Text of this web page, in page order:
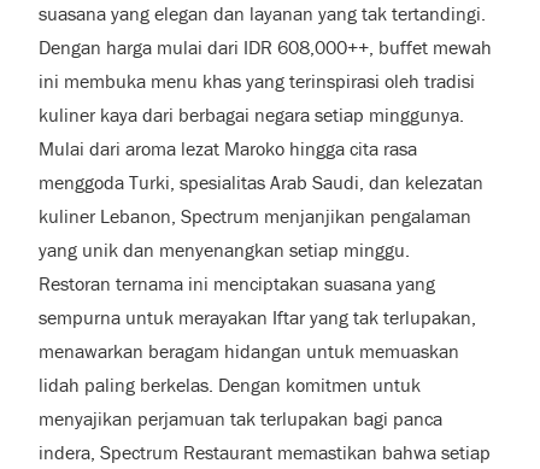
suasana yang elegan dan layanan yang tak tertandingi.
Dengan harga mulai dari IDR 608,000++, buffet mewah
ini membuka menu khas yang terinspirasi oleh tradisi
kuliner kaya dari berbagai negara setiap minggunya.
Mulai dari aroma lezat Maroko hingga cita rasa
menggoda Turki, spesialitas Arab Saudi, dan kelezatan
kuliner Lebanon, Spectrum menjanjikan pengalaman
yang unik dan menyenangkan setiap minggu.
Restoran ternama ini menciptakan suasana yang
sempurna untuk merayakan Iftar yang tak terlupakan,
menawarkan beragam hidangan untuk memuaskan
lidah paling berkelas. Dengan komitmen untuk
menyajikan perjamuan tak terlupakan bagi panca
indera, Spectrum Restaurant memastikan bahwa setiap